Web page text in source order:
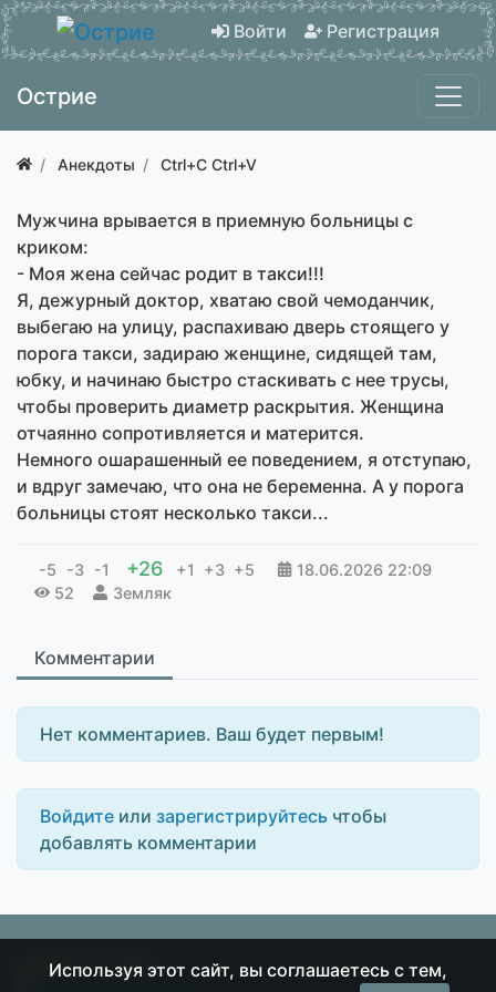
Войти Регистрация
Острие
Анекдоты Ctrl+C Ctrl+V
Мужчина врывается в приемную больницы с
криком:
- Моя жена сейчас родит в такси!!!
Я, дежурный доктор, хватаю свой чемоданчик,
выбегаю на улицу, распахиваю дверь стоящего у
порога такси, задираю женщине, сидящей там,
юбку, и начинаю быстро стаскивать с нее трусы,
чтобы проверить диаметр раскрытия. Женщина
отчаянно сопротивляется и матерится.
Немного ошарашенный ее поведением, я отступаю,
и вдруг замечаю, что она не беременна. А у порога
больницы стоят несколько такси...
-5 -3 -1 +26 +1 +3 +5 18.06.2026 22:09
52
Земляк
Комментарии
Нет комментариев. Ваш будет первым!
Войдите или зарегистрируйтесь чтобы
добавлять комментарии
Острие © 2026
Используя этот сайт, вы соглашаетесь с тем,